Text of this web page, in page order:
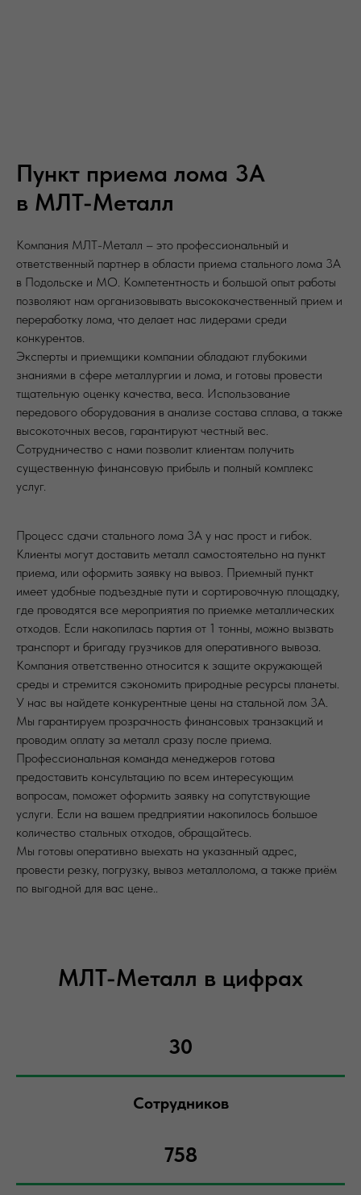
Пункт приема лома 3А
в МЛТ-Металл
Компания МЛТ-Металл – это профессиональный и
ответственный партнер в области приема стального лома 3А
в Подольске и МО. Компетентность и большой опыт работы
позволяют нам организовывать высококачественный прием и
переработку лома, что делает нас лидерами среди
конкурентов.
Эксперты и приемщики компании обладают глубокими
знаниями в сфере металлургии и лома, и готовы провести
тщательную оценку качества, веса. Использование
передового оборудования в анализе состава сплава, а также
высокоточных весов, гарантируют честный вес.
Сотрудничество с нами позволит клиентам получить
существенную финансовую прибыль и полный комплекс
услуг.
Процесс сдачи стального лома 3А у нас прост и гибок.
Клиенты могут доставить металл самостоятельно на пункт
приема, или оформить заявку на вывоз. Приемный пункт
имеет удобные подъездные пути и сортировочную площадку,
где проводятся все мероприятия по приемке металлических
отходов. Если накопилась партия от 1 тонны, можно вызвать
транспорт и бригаду грузчиков для оперативного вывоза.
Компания ответственно относится к защите окружающей
среды и стремится сэкономить природные ресурсы планеты.
У нас вы найдете конкурентные цены на стальной лом 3А.
Мы гарантируем прозрачность финансовых транзакций и
проводим оплату за металл сразу после приема.
Профессиональная команда менеджеров готова
предоставить консультацию по всем интересующим
вопросам, поможет оформить заявку на сопутствующие
услуги. Если на вашем предприятии накопилось большое
количество стальных отходов, обращайтесь.
Мы готовы оперативно выехать на указанный адрес,
провести резку, погрузку, вывоз металлолома, а также приём
по выгодной для вас цене..
МЛТ-Металл в цифрах
30
Сотрудников
758